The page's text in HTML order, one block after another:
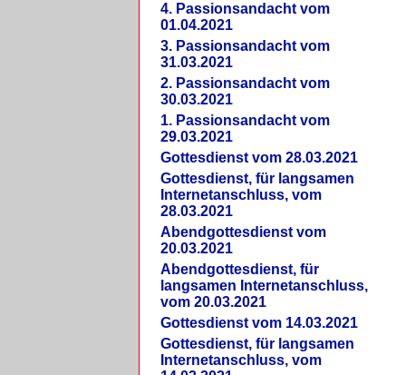
4. Passionsandacht vom
01.04.2021
3. Passionsandacht vom
31.03.2021
2. Passionsandacht vom
30.03.2021
1. Passionsandacht vom
29.03.2021
Gottesdienst vom 28.03.2021
Gottesdienst, für langsamen
Internetanschluss, vom
28.03.2021
Abendgottesdienst vom
20.03.2021
Abendgottesdienst, für
langsamen Internetanschluss,
vom 20.03.2021
Gottesdienst vom 14.03.2021
Gottesdienst, für langsamen
Internetanschluss, vom